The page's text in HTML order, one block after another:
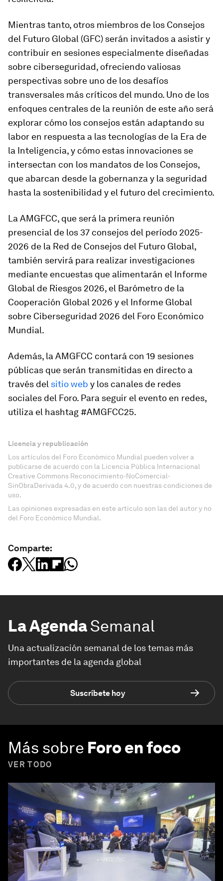
Mientras tanto, otros miembros de los Consejos
del Futuro Global (GFC) serán invitados a asistir y
contribuir en sesiones especialmente diseñadas
sobre ciberseguridad, ofreciendo valiosas
perspectivas sobre uno de los desafíos
transversales más críticos del mundo. Uno de los
enfoques centrales de la reunión de este año será
explorar cómo los consejos están adaptando su
labor en respuesta a las tecnologías de la Era de
la Inteligencia, y cómo estas innovaciones se
intersectan con los mandatos de los Consejos,
que abarcan desde la gobernanza y la seguridad
hasta la sostenibilidad y el futuro del crecimiento.
La AMGFCC, que será la primera reunión
presencial de los 37 consejos del período 2025-
2026 de la Red de Consejos del Futuro Global,
también servirá para realizar investigaciones
mediante encuestas que alimentarán el Informe
Global de Riesgos 2026, el Barómetro de la
Cooperación Global 2026 y el Informe Global
sobre Ciberseguridad 2026 del Foro Económico
Mundial.
Además, la AMGFCC contará con 19 sesiones
públicas que serán transmitidas en directo a
través del sitio web y los canales de redes
sociales del Foro. Para seguir el evento en redes,
utiliza el hashtag#AMGFCC25.
Licencia y republicación
Los artículos del Foro Económico Mundial pueden volver a
publicarse de acuerdo con la Licencia Pública Internacional
Creative Commons Reconocimiento-NoComercial-
SinObraDerivada 4.0, y de acuerdo con nuestras condiciones de
uso.
Las opiniones expresadas en este artículo son las del autor y no
del Foro Económico Mundial.
Comparte:
La AgendaSemanal
Una actualización semanal de los temas más
importantes de la agenda global
Suscríbete hoy
Más sobre Foro en foco
VER TODO